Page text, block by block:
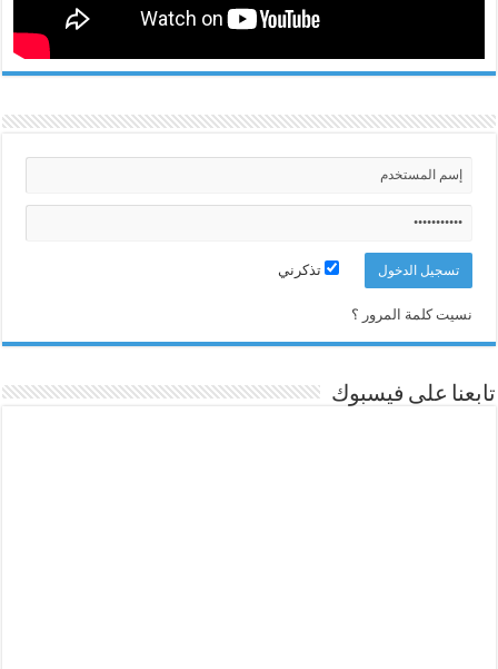
تذكرني
نسيت كلمة المرور ؟
تابعنا على فيسبوك